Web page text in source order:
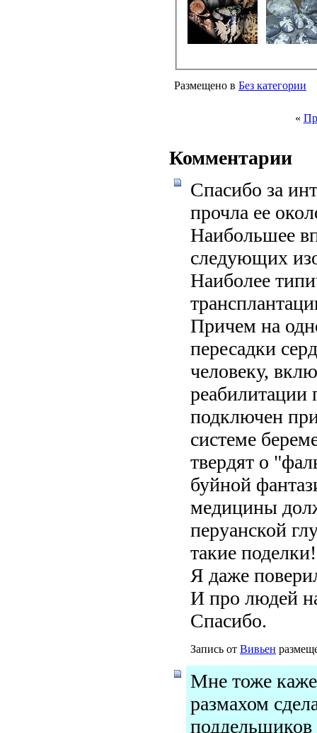
Размещено в Без категории
«
Комментарии
Спасибо за
прочла ее
Наибольшее
следующих
Наиболее
Причем на
пересадки
человеку,
реабилитации
подключен
системе
твердят о
буйной
медицины
перуанской
такие
Я даже
И про людей
Спасибо.
Запись от Вивьен
Мне тоже
размахом
поддельщиков